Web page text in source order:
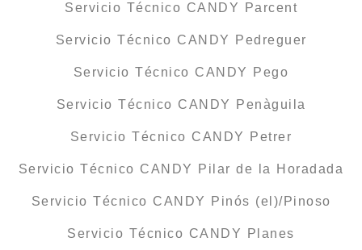
Servicio Técnico CANDY Parcent
Servicio Técnico CANDY Pedreguer
Servicio Técnico CANDY Pego
Servicio Técnico CANDY Penàguila
Servicio Técnico CANDY Petrer
Servicio Técnico CANDY Pilar de la Horadada
Servicio Técnico CANDY Pinós (el)/Pinoso
Servicio Técnico CANDY Planes